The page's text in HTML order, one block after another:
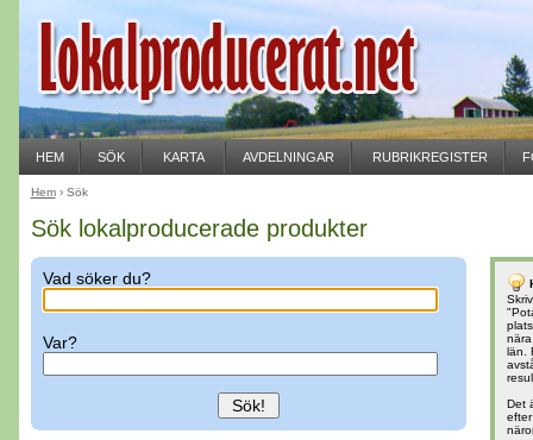
Sök lokalproducerade produkter
Vad söker du?
Var?
län.
Det
Hem› Sök
HEM SÖK KARTA AVDELNINGAR RUBRIKREGISTER